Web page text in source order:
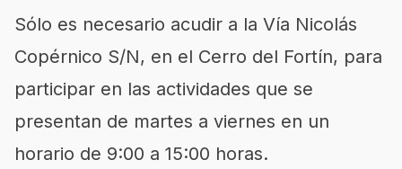
Sólo es necesario acudir a la Vía Nicolás
Copérnico S/N, en el Cerro del Fortín, para
participar en las actividades que se
presentan de martes a viernes en un
horario de 9:00 a 15:00 horas.